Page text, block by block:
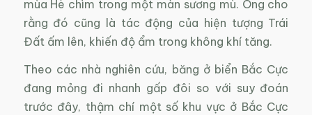
mùa Hè chìm trong một màn sương mù. Ông cho
rằng đó cũng là tác động của hiện tượng Trái
Đất ấm lên, khiến độ ẩm trong không khí tăng.
Theo các nhà nghiên cứu, băng ở biển Bắc Cực
đang mỏng đi nhanh gấp đôi so với suy đoán
trước đây, thậm chí một số khu vực ở Bắc Cực